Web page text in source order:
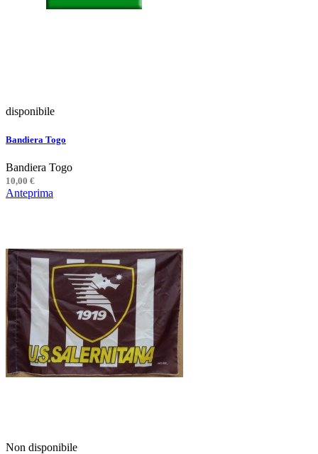
disponibile
Bandiera Togo
Bandiera Togo
10,00 €
Anteprima
Non disponibile